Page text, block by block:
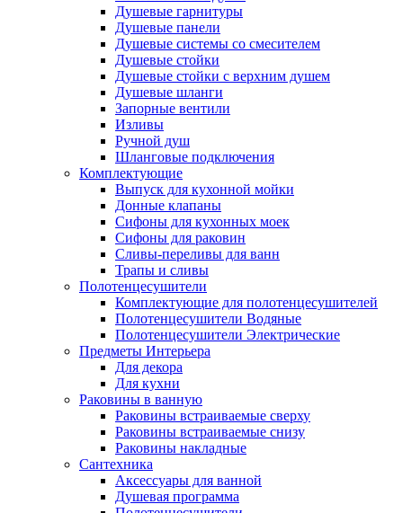
Душевые гарнитуры
Душевые панели
Душевые системы со смесителем
Душевые стойки
Душевые стойки с верхним душем
Душевые шланги
Запорные вентили
Изливы
Ручной душ
Шланговые подключения
Комплектующие
Выпуск для кухонной мойки
Донные клапаны
Сифоны для кухонных моек
Сифоны для раковин
Сливы-переливы для ванн
Трапы и сливы
Полотенцесушители
Комплектующие для полотенцесушителей
Полотенцесушители Водяные
Полотенцесушители Электрические
Предметы Интерьера
Для декора
Для кухни
Раковины в ванную
Раковины встраиваемые сверху
Раковины встраиваемые снизу
Раковины накладные
Сантехника
Аксессуары для ванной
Душевая программа